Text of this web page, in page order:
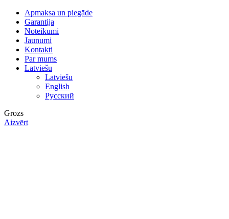
Apmaksa un piegāde
Garantija
Noteikumi
Jaunumi
Kontakti
Par mums
Latviešu
Latviešu
English
Русский
Grozs
Aizvērt